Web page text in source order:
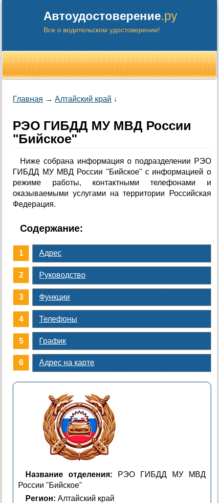
Автоудостоверение.ру
Все о водительском удостоверении!
Главная →Алтайский край ↓
РЭО ГИБДД МУ МВД России
"Бийское"
Ниже собрана информация о подразделении РЭО
ГИБДД МУ МВД России "Бийское" с информацией о
режиме работы, контактными телефонами и
оказываемыми услугами на территории Российская
Федерация.
Содержание:
Адрес
Руководство
Функции
Телефоны
График
Адрес на карте
Название отделения: РЭО ГИБДД МУ МВД
России "Бийское"
Регион: Алтайский край